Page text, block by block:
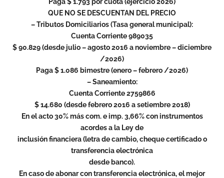
QUE NO SE DESCUENTAN DEL PRECIO
– Tributos Domiciliarios (Tasa general municipal):
Cuenta Corriente 989035
$ 90.829 (desde julio – agosto 2016 a noviembre – diciembre
/2026)
Paga $ 1.086 bimestre (enero – febrero /2026)
– Saneamiento:
Cuenta Corriente 2759866
$ 14.680 (desde febrero 2016 a setiembre 2018)
En el acto 30% más com. e imp. 3,66% con instrumentos
acordes a la Ley de
inclusión financiera (letra de cambio, cheque certificado o
transferencia electrónica
desde banco).
En caso de abonar con transferencia electrónica, el mejor